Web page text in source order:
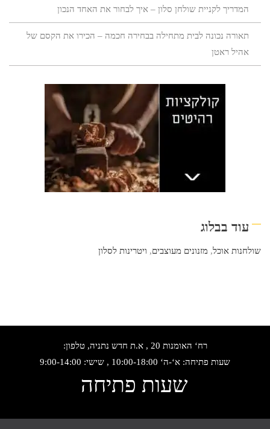
המדריך לקניית שולחן סלון – איך לבחור את האחד הנכון
תאורה נכונה לבית מתחילה בבחירה חכמה – הכירו את הקסם של
אהיל ראטן
עוד בבלוג
שולחנות אוכל, מזנונים מעוצבים, ויטרינות לסלון
רח‘ האומנות 20 , א.ת חדש נתניה, טלפון:
שעות פתיחה: א‘-ה‘ 10:00-18:00 , שישי: 9:00-14:00
שעות פתיחה